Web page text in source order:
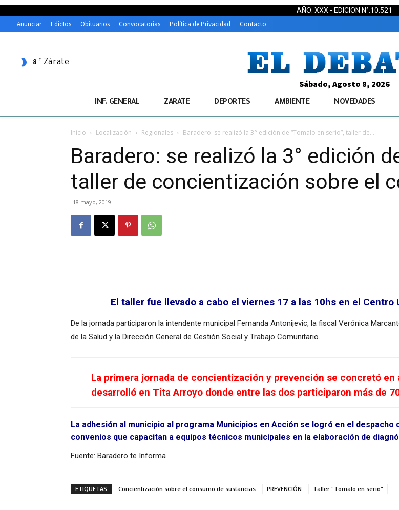
AÑO: XXX - EDICION N°:10.521
Anunciar Edictos Obituarios Convocatorias Política de Privacidad Contacto
8 C Zárate
Sábado, Agosto 8, 2026
INF. GENERAL ZARATE DEPORTES AMBIENTE NOVEDADES
Inicio Localización Regionales Baradero: se realizó la 3° edición de “Tomalo en serio”, taller de...
Baradero: se realizó la 3° edición
taller de concientización sobre el
18 mayo, 2019
El taller fue llevado a cabo el viernes 17 a las 10hs en el
De la jornada participaron la intendente municipal Fernanda Antonijevic, la fiscal Verónica
de la Salud y la Dirección General de Gestión Social y Trabajo Comunitario.
La primera jornada de concientización y prevención se concretó en
desarrolló en Tita Arroyo donde entre las dos participaron más de
La adhesión al municipio al programa Municipios en Acción se logró en el
convenios que capacitan a equipos técnicos municipales en la elaboración de
Fuente: Baradero te Informa
ETIQUETAS Concientización sobre el consumo de sustancias PREVENCIÓN Taller "Tomalo en serio"